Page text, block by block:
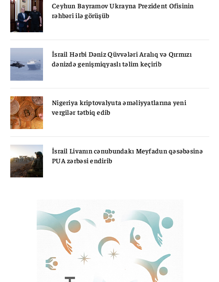
Ceyhun Bayramov Ukrayna Prezident Ofisinin
rəhbəri ilə görüşüb
İsrail Hərbi Dəniz Qüvvələri Aralıq və Qırmızı
dənizdə genişmiqyaslı təlim keçirib
Nigeriya kriptovalyuta əməliyyatlarına yeni
vergilər tətbiq edib
İsrail Livanın cənubundakı Meyfadun qəsəbəsinə
PUA zərbəsi endirib